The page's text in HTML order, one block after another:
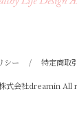
シー / 特定商取
式会社dreamin All